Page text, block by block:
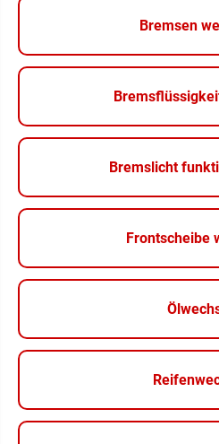
Bremsen
Bremslicht
Frontscheibe